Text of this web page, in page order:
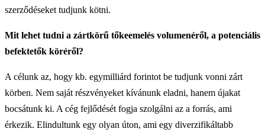
szerződéseket tudjunk kötni.
Mit lehet tudni a zártkörű tőkeemelés volumenéről, a potenciális
befektetők köréről?
A célunk az, hogy kb. egymilliárd forintot be tudjunk vonni zárt
körben. Nem saját részvényeket kívánunk eladni, hanem újakat
bocsátunk ki. A cég fejlődését fogja szolgálni az a forrás, ami
érkezik. Elindultunk egy olyan úton, ami egy diverzifikáltabb